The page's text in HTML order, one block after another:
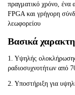
πραγματικό χρόνο, ένα
FPGA και γρήγορη
λεωφορείου
Βασικά
1. Υψηλής
ραδιοσυχνοτήτων από
2. Υποστήριξη για